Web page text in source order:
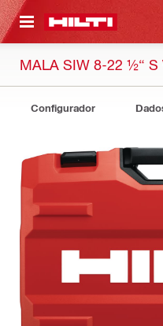
CONTENT
MALA SIW 8-22 ½“ S
Configurador